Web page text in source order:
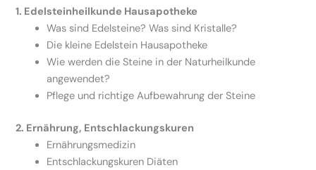
1. Edelsteinheilkunde Hausapotheke
Was sind Edelsteine? Was sind Kristalle?
Die kleine Edelstein Hausapotheke
Wie werden die Steine in der Naturheilkunde
angewendet?
Pflege und richtige Aufbewahrung der Steine
2. Ernährung, Entschlackungskuren
Ernährungsmedizin
Entschlackungskuren Diäten